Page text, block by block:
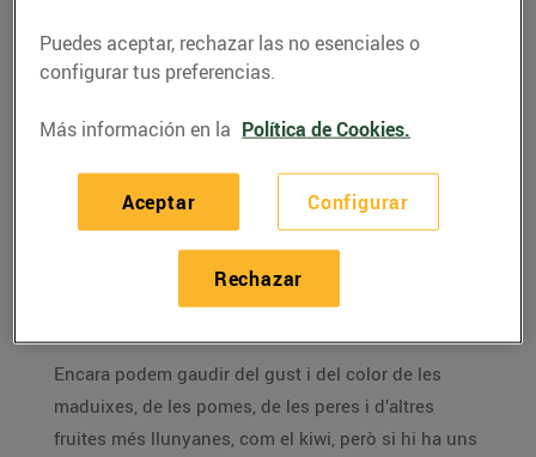
Com gaudir de les
fruites del juny al seu
punt
El juny dóna el tret de sortida de l’estiu i de l’arribada
de les fruites de pinyol als nostres establiments.
T’expliquem quines fruites trobaràs i com les pots
Encara podem gaudir del gust i del color de les
maduixes, de les pomes, de les peres i d’altres
fruites més llunyanes, com el kiwi, però si hi ha uns
Puedes aceptar, rechazar las no esenciales o
configurar tus preferencias.
Más información en la Política de Cookies.
Configurar
Rechazar
Aceptar